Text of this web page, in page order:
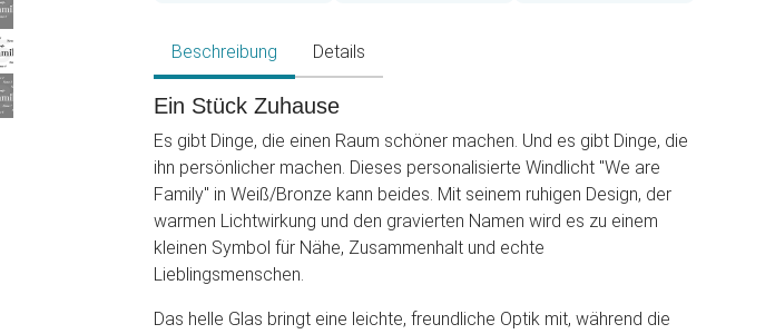
Beschreibung Details
Ein Stück Zuhause
Es gibt Dinge, die einen Raum schöner machen. Und es gibt Dinge, die
ihn persönlicher machen. Dieses personalisierte Windlicht "We are
Family" in Weiß/Bronze kann beides. Mit seinem ruhigen Design, der
warmen Lichtwirkung und den gravierten Namen wird es zu einem
kleinen Symbol für Nähe, Zusammenhalt und echte
Lieblingsmenschen.
Das helle Glas bringt eine leichte, freundliche Optik mit, während die